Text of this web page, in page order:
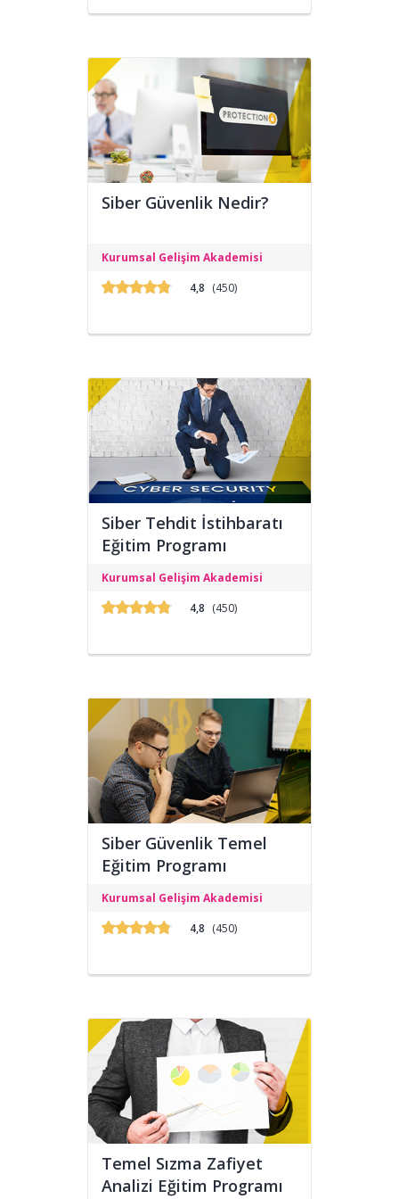
Siber Güvenlik Nedir?
Siber İstihbarat konusunda uzman
yetiştirmektir.
Kurumsal Gelişim Akademisi
4,8 (450)
Siber Tehdit İstihbaratı
Eğitim Programı
eğitimi verilerek Siber Güvenlik Uzman
Yardımcısı yetiştirmeyi
hedeflemektedir.
Kurumsal Gelişim Akademisi
4,8 (450)
Siber Güvenlik Temel
Eğitim Programı
Uzmanı yetiştirmektir.
Kurumsal Gelişim Akademisi
4,8 (450)
Temel Sızma Zafiyet
Analizi Eğitim Programı